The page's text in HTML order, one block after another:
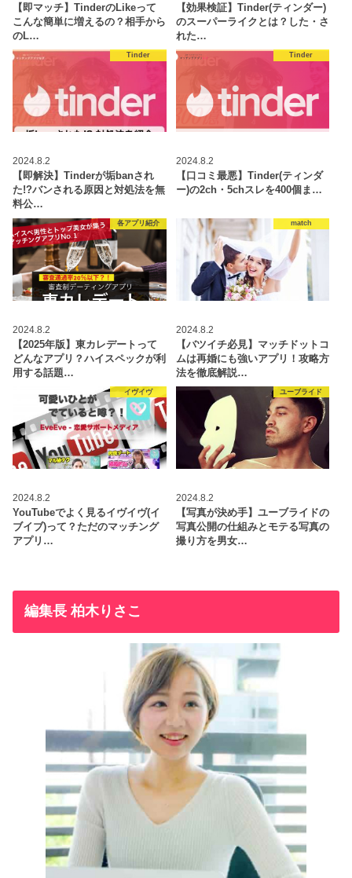
【即マッチ】TinderのLikeって
こんな簡単に増えるの？相手から
のL…
【効果検証】Tinder(ティンダー)
のスーパーライクとは？した・さ
れた…
Tinder
2024.8.2
【即解決】Tinderが垢banされ
た!?バンされる原因と対処法を無
料公…
Tinder
2024.8.2
【口コミ最悪】Tinder(ティンダ
ー)の2ch・5chスレを400個ま…
各アプリ紹介
2024.8.2
【2025年版】東カレデートって
どんなアプリ？ハイスペックが利
用する話題…
match
2024.8.2
【バツイチ必見】マッチドットコ
ムは再婚にも強いアプリ！攻略方
法を徹底解説…
イヴイヴ
2024.8.2
YouTubeでよく見るイヴイヴ(イ
ブイブ)って？ただのマッチング
アプリ…
ユーブライド
2024.8.2
【写真が決め手】ユーブライドの
写真公開の仕組みとモテる写真の
撮り方を男女…
編集長 柏木りさこ